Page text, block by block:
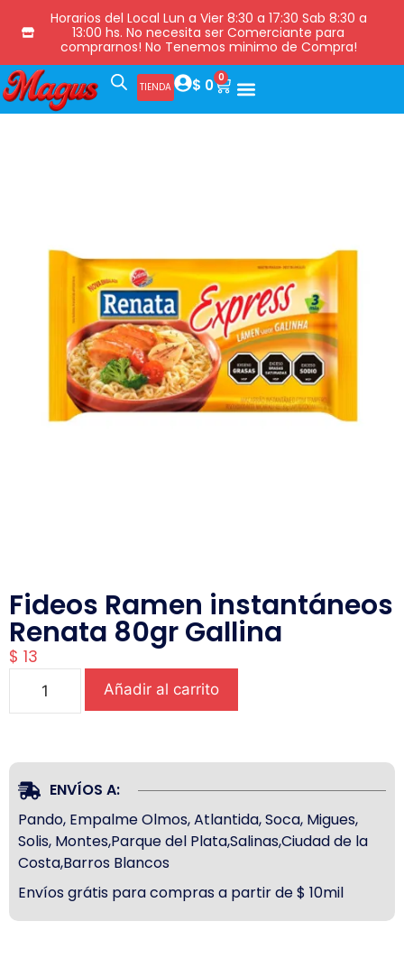
Horarios del Local Lun a Vier 8:30 a 17:30 Sab 8:30 a
13:00 hs. No necesita ser Comerciante para
comprarnos! No Tenemos minimo de Compra!
TIENDA $ 0 0
Fideos Ramen instantáneos
Renata 80gr Gallina
$ 13
Añadir al carrito
ENVÍOS A:
Pando, Empalme Olmos, Atlantida, Soca, Migues,
Solis, Montes,Parque del Plata,Salinas,Ciudad de la
Costa,Barros Blancos
Envíos grátis para compras a partir de $ 10mil